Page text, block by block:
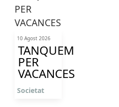
10 Agost 2026
TANQUEM
PER
VACANCES
Societat